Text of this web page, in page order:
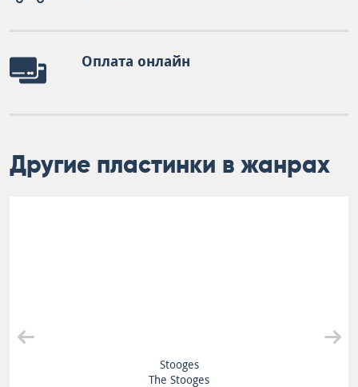
Оплата онлайн
Другие пластинки в жанрах
Stooges
The Stooges